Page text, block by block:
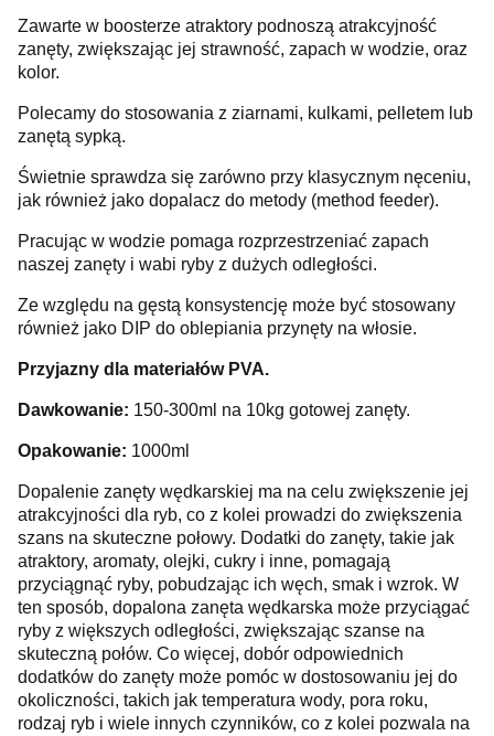
Zawarte w boosterze atraktory podnoszą atrakcyjność
zanęty, zwiększając jej strawność, zapach w wodzie, oraz
kolor.
Polecamy do stosowania z ziarnami, kulkami, pelletem lub
zanętą sypką.
Świetnie sprawdza się zarówno przy klasycznym nęceniu,
jak również jako dopalacz do metody (method feeder).
Pracując w wodzie pomaga rozprzestrzeniać zapach
naszej zanęty i wabi ryby z dużych odległości.
Ze względu na gęstą konsystencję może być stosowany
również jako DIP do oblepiania przynęty na włosie.
Przyjazny dla materiałów PVA.
Dawkowanie: 150-300ml na 10kg gotowej zanęty.
Opakowanie: 1000ml
Dopalenie zanęty wędkarskiej ma na celu zwiększenie jej
atrakcyjności dla ryb, co z kolei prowadzi do zwiększenia
szans na skuteczne połowy. Dodatki do zanęty, takie jak
atraktory, aromaty, olejki, cukry i inne, pomagają
przyciągnąć ryby, pobudzając ich węch, smak i wzrok. W
ten sposób, dopalona zanęta wędkarska może przyciągać
ryby z większych odległości, zwiększając szanse na
skuteczną połów. Co więcej, dobór odpowiednich
dodatków do zanęty może pomóc w dostosowaniu jej do
okoliczności, takich jak temperatura wody, pora roku,
rodzaj ryb i wiele innych czynników, co z kolei pozwala na